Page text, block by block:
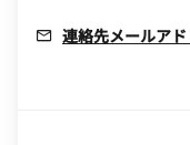
連絡先メールア